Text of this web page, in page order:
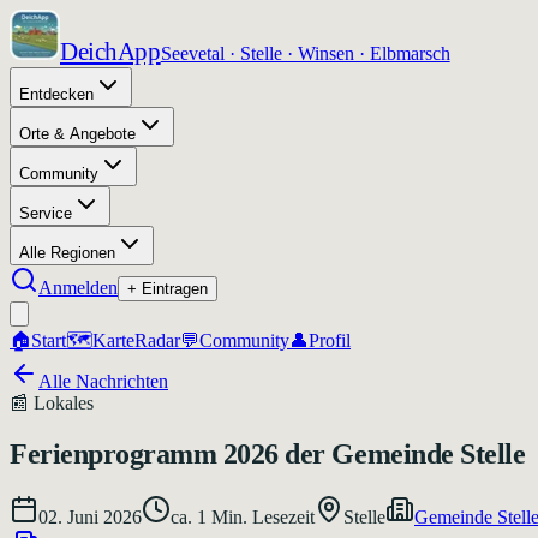
DeichAppSeevetal · Stelle · Winsen · Elbmarsch
Entdecken
Orte & Angebote
Community
Service
Alle Regionen
Anmelden + Eintragen
🏠Start🗺️KarteRadar💬Community👤Profil
Alle Nachrichten
📰 Lokales
Ferienprogramm 2026 der Gemeinde Stelle
02. Juni 2026 ca. 1 Min. Lesezeit Stelle Gemeinde Stelle